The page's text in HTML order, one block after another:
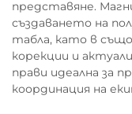
представяне.
създаването на
табла, като в
корекции и
прави идеална за
координация на